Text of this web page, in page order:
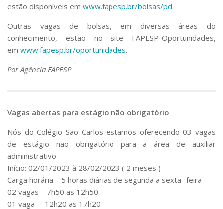
estão disponíveis em www.fapesp.br/bolsas/pd.
Outras vagas de bolsas, em diversas áreas do
conhecimento, estão no site FAPESP-Oportunidades,
em www.fapesp.br/oportunidades.
Por Agência FAPESP
Vagas abertas para estágio não obrigatório
Nós do Colégio São Carlos estamos oferecendo 03 vagas
de estágio não obrigatório para a área de auxiliar
administrativo
Início: 02/01/2023 à 28/02/2023 ( 2 meses )
Carga horária – 5 horas diárias de segunda a sexta- feira
02 vagas – 7h50 as 12h50
01 vaga – 12h20 as 17h20